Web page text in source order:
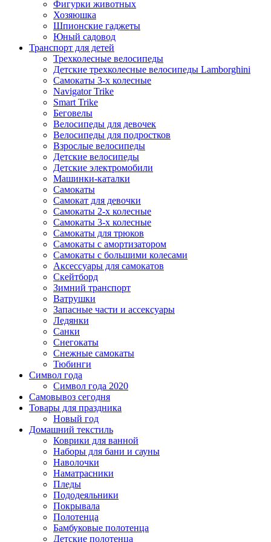
Фигурки животных
Хозяюшка
Шпионские гаджеты
Юный садовод
Транспорт для детей
Трехколесные велосипеды
Детские трехколесные велосипеды Lamborghini
Самокаты 3-х колесные
Navigator Trike
Smart Trike
Беговелы
Велосипеды для девочек
Велосипеды для подростков
Взрослые велосипеды
Детские велосипеды
Детские электромобили
Машинки-каталки
Самокаты
Самокат для девочки
Самокаты 2-х колесные
Самокаты 3-х колесные
Самокаты для трюков
Самокаты с амортизатором
Самокаты с большими колесами
Аксессуары для самокатов
Скейтборд
Зимний транспорт
Ватрушки
Запасные части и ассексуары
Ледянки
Санки
Снегокаты
Снежные самокаты
Тюбинги
Символ года
Символ года 2020
Самовывоз сегодня
Товары для праздника
Новый год
Домашний текстиль
Коврики для ванной
Наборы для бани и сауны
Наволочки
Наматрасники
Пледы
Пододеяльники
Покрывала
Полотенца
Бамбуковые полотенца
Детские полотенца